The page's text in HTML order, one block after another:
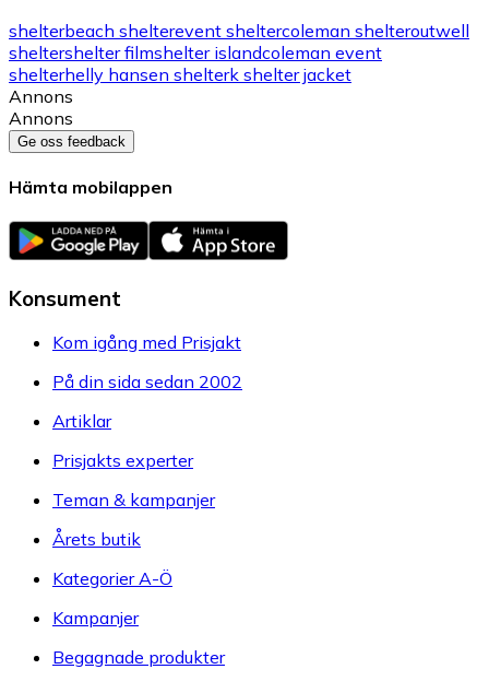
shelterbeach shelterevent sheltercoleman shelteroutwell
sheltershelter filmshelter islandcoleman event
shelterhelly hansen shelterk shelter jacket
Annons
Annons
Ge oss feedback
Hämta mobilappen
Konsument
Kom igång med Prisjakt
På din sida sedan 2002
Artiklar
Prisjakts experter
Teman & kampanjer
Årets butik
Kategorier A-Ö
Kampanjer
Begagnade produkter